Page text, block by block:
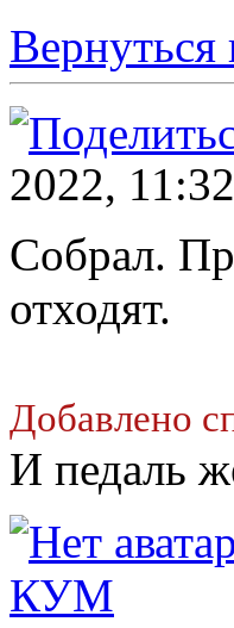
Вернуться
2022, 11:32
Собрал.
отходят.
Добавлено
И педаль
КУМ